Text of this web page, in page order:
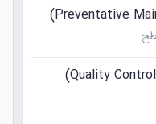
معادل‌سازی شده
مورد تأیید (در
صورت وجود)